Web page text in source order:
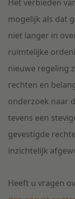
Het verbieden
mogelijk als dat
niet langer in
ruimtelijke
nieuwe regeling
rechten en
onderzoek naar
tevens een
gevestigde
inzichtelijk
Heeft u vragen